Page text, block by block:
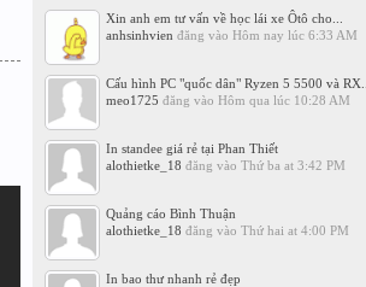
Xin anh em tư vấn về học lái xe Ôtô cho...
anhsinhvien đăng vào Hôm nay lúc 6:33 AM
Cấu hình PC "quốc dân" Ryzen 5 5500 và RX...
meo1725 đăng vào Hôm qua lúc 10:28 AM
In standee giá rẻ tại Phan Thiết
alothietke_18 đăng vào Thứ ba at 3:42 PM
Quảng cáo Bình Thuận
alothietke_18 đăng vào Thứ hai at 4:00 PM
In bao thư nhanh rẻ đẹp